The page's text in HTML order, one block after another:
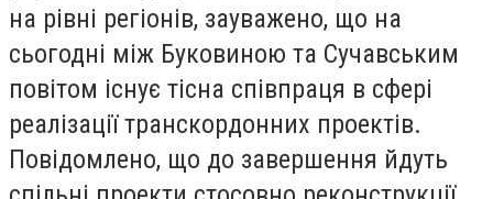
на рівні регіонів, зауважено, що на
сьогодні між Буковиною та Сучавським
повітом існує тісна співпраця в сфері
реалізації транскордонних проектів.
Повідомлено, що до завершення йдуть